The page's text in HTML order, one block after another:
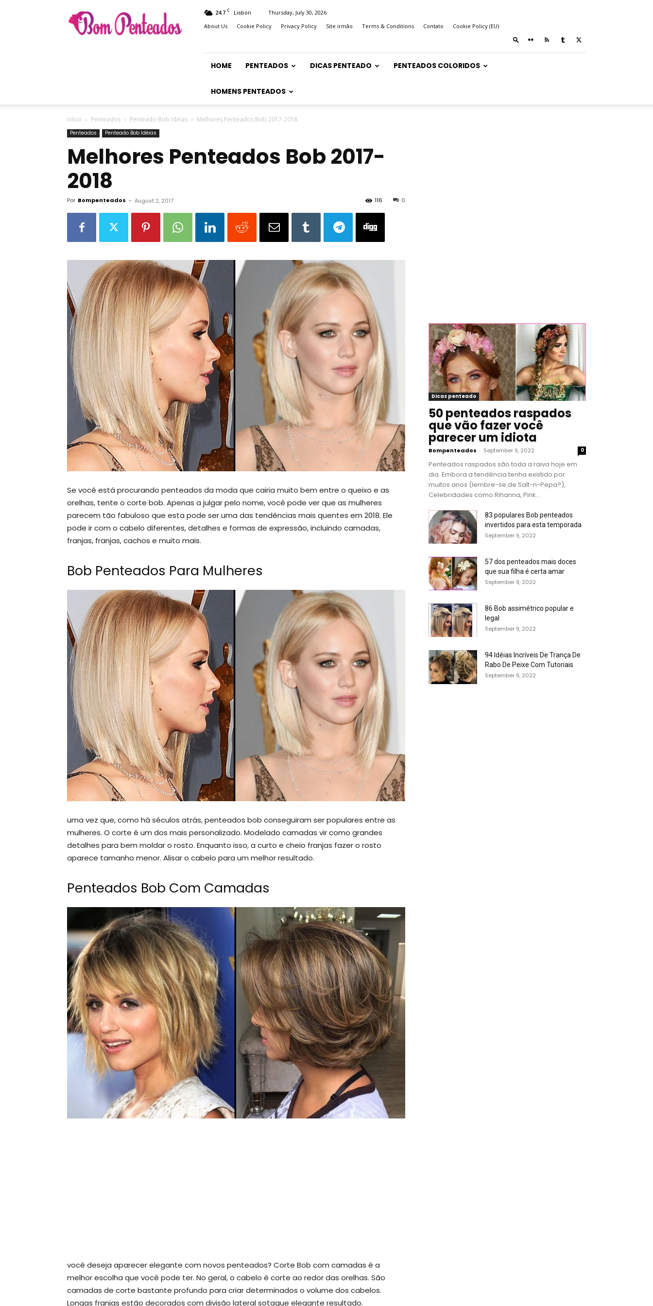
Penteados
24.7 C Lisbon
Thursday, July 30, 2026
About Us
Cookie Policy Privacy Policy Site irmão Terms & Conditions Contato Cookie Policy (EU)
HOME PENTEADOS DICAS PENTEADO PENTEADOS COLORIDOS
HOMENS PENTEADOS
Início Penteados Penteado Bob Idéias Melhores Penteados Bob 2017-2018
Penteados Penteado Bob Idéias
Melhores Penteados Bob 2017-
2018
Por Bompenteados - August 2, 2017 0
116
Se você está procurando penteados da moda que cairia muito bem entre o queixo e as
orelhas, tente o corte bob. Apenas a julgar pelo nome, você pode ver que as mulheres
parecem tão fabuloso que esta pode ser uma das tendências mais quentes em 2018. Ele
pode ir com o cabelo diferentes, detalhes e formas de expressão, incluindo camadas,
franjas, franjas, cachos e muito mais.
Bob Penteados Para Mulheres
uma vez que, como há séculos atrás, penteados bob conseguiram ser populares entre as
mulheres. O corte é um dos mais personalizado. Modelado camadas vir como grandes
detalhes para bem moldar o rosto. Enquanto isso, a curto e cheio franjas fazer o rosto
aparece tamanho menor. Alisar o cabelo para um melhor resultado.
Penteados Bob Com Camadas
você deseja aparecer elegante com novos penteados? Corte Bob com camadas é a
melhor escolha que você pode ter. No geral, o cabelo é corte ao redor das orelhas. São
camadas de corte bastante profundo para criar determinados o volume dos cabelos.
Longas franjas estão decorados com divisão lateral sotaque elegante resultado.
Dicas penteado
50 penteados raspados
que vão fazer você
parecer um idiota
Bompenteados - September 9, 2022 0
Penteados raspados são toda a raiva hoje em
dia. Embora a tendência tenha existido por
muitos anos (lembre-se de Salt-n-Pepa?),
Celebridades como Rihanna, Pink...
83 populares Bob penteados
invertidos para esta temporada
September 9, 2022
57 dos penteados mais doces
que sua filha é certa amar
September 9, 2022
86 Bob assimétrico popular e
legal
September 9, 2022
94 Idéias Incríveis De Trança De
Rabo De Peixe Com Tutoriais
September 9, 2022